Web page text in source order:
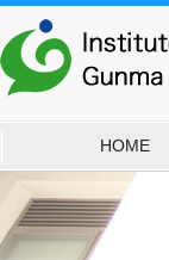
HOME